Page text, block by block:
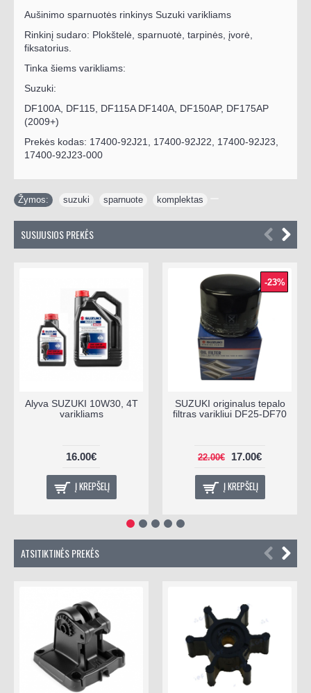
Aušinimo sparnuotės rinkinys Suzuki varikliams
Rinkinį sudaro: Plokštelė, sparnuotė, tarpinės, įvorė,
fiksatorius.
Tinka šiems varikliams:
Suzuki:
DF100A, DF115, DF115A DF140A, DF150AP, DF175AP
(2009+)
Prekės kodas: 17400-92J21, 17400-92J22, 17400-92J23,
17400-92J23-000
Žymos: suzuki sparnuote komplektas
SUSIJUSIOS PREKĖS
Alyva SUZUKI 10W30, 4T
varikliams
16.00€
Į KREPŠELĮ
-23%
SUZUKI originalus tepalo
filtras varikliui DF25-DF70
22.00€ 17.00€
Į KREPŠELĮ
ATSITIKTINĖS PREKĖS